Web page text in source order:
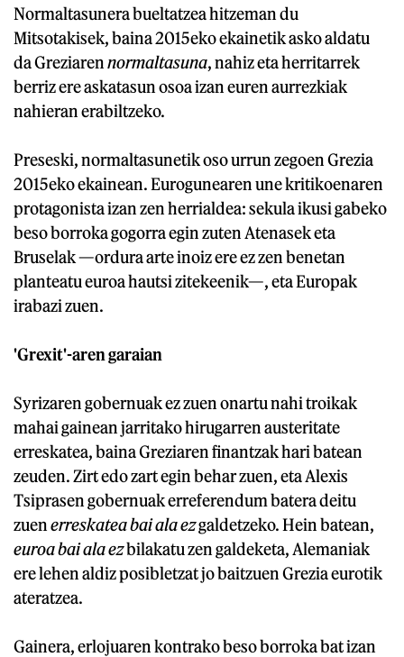
Normaltasunera bueltatzea hitzeman du
Mitsotakisek, baina 2015eko ekainetik asko aldatu
da Greziarennormaltasuna, nahiz eta herritarrek
berriz ere askatasun osoa izan euren aurrezkiak
nahieran erabiltzeko.
Preseski, normaltasunetik oso urrun zegoen Grezia
2015eko ekainean. Eurogunearen une kritikoenaren
protagonista izan zen herrialdea: sekula ikusi gabeko
beso borroka gogorra egin zuten Atenasek eta
Bruselak —ordura arte inoiz ere ez zen benetan
planteatu euroa hautsi zitekeenik—, eta Europak
irabazi zuen.
'Grexit'-aren garaian
Syrizaren gobernuak ez zuen onartu nahi troikak
mahai gainean jarritako hirugarren austeritate
erreskatea, baina Greziaren finantzak hari batean
zeuden. Zirt edo zart egin behar zuen, eta Alexis
Tsiprasen gobernuak erreferendum batera deitu
zuenerreskatea bai ala ezgaldetzeko. Hein batean,
euroa bai ala ezbilakatu zen galdeketa, Alemaniak
ere lehen aldiz posibletzat jo baitzuen Grezia eurotik
ateratzea.
Gainera, erlojuaren kontrako beso borroka bat izan